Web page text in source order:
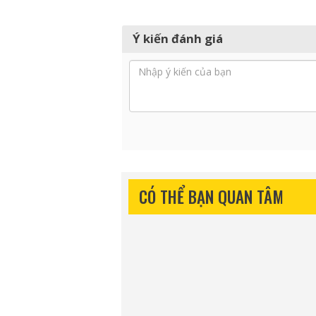
Ý kiến đánh giá
CÓ THỂ BẠN QUAN TÂM